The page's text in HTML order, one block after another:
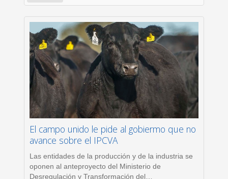
El campo unido le pide al gobiermo que no
avance sobre el IPCVA
Las entidades de la producción y de la industria se
oponen al anteproyecto del Ministerio de
Desregulación y Transformación del…